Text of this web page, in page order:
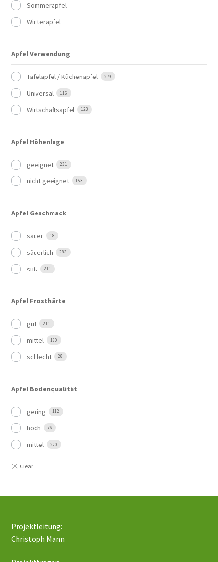
Sommerapfel
Winterapfel
Apfel Verwendung
Tafelapfel / Küchenapfel 279
Universal 116
Wirtschaftsapfel 123
Apfel Höhenlage
geeignet 231
nicht geeignet 153
Apfel Geschmack
sauer 18
säuerlich 283
süß 211
Apfel Frosthärte
gut 211
mittel 160
schlecht 28
Apfel Bodenqualität
gering 112
hoch 76
mittel 220
Projektleitung:
Christoph Mann